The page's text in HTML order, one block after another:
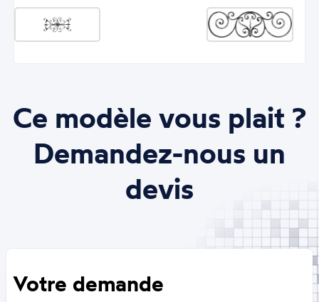
Ce modèle vous plait ?
Demandez-nous un
devis
Votre demande